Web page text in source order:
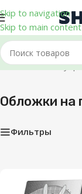
Skip to navigation
Skip to main content
Главная/
Обложки на
Фильтры